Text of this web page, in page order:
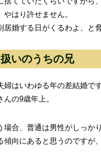
やはり許せません。
居婚する日がくるわよ、と
いのうちの兄
婦はいわゆる年の差結婚で
んの9歳年上。
場合、普通は男性がしっか
傾向にあると思うのですが